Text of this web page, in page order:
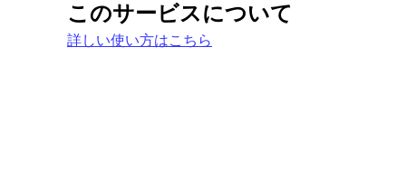
このサービスについて
詳しい使い方はこちら